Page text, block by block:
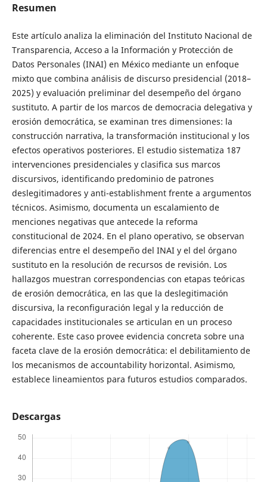
Resumen
Este artículo analiza la eliminación del Instituto Nacional de
Transparencia, Acceso a la Información y Protección de
Datos Personales (INAI) en México mediante un enfoque
mixto que combina análisis de discurso presidencial (2018–
2025) y evaluación preliminar del desempeño del órgano
sustituto. A partir de los marcos de democracia delegativa y
erosión democrática, se examinan tres dimensiones: la
construcción narrativa, la transformación institucional y los
efectos operativos posteriores. El estudio sistematiza 187
intervenciones presidenciales y clasifica sus marcos
discursivos, identificando predominio de patrones
deslegitimadores y anti-establishment frente a argumentos
técnicos. Asimismo, documenta un escalamiento de
menciones negativas que antecede la reforma
constitucional de 2024. En el plano operativo, se observan
diferencias entre el desempeño del INAI y el del órgano
sustituto en la resolución de recursos de revisión. Los
hallazgos muestran correspondencias con etapas teóricas
de erosión democrática, en las que la deslegitimación
discursiva, la reconfiguración legal y la reducción de
capacidades institucionales se articulan en un proceso
coherente. Este caso provee evidencia concreta sobre una
faceta clave de la erosión democrática: el debilitamiento de
los mecanismos de accountability horizontal. Asimismo,
establece lineamientos para futuros estudios comparados.
Descargas